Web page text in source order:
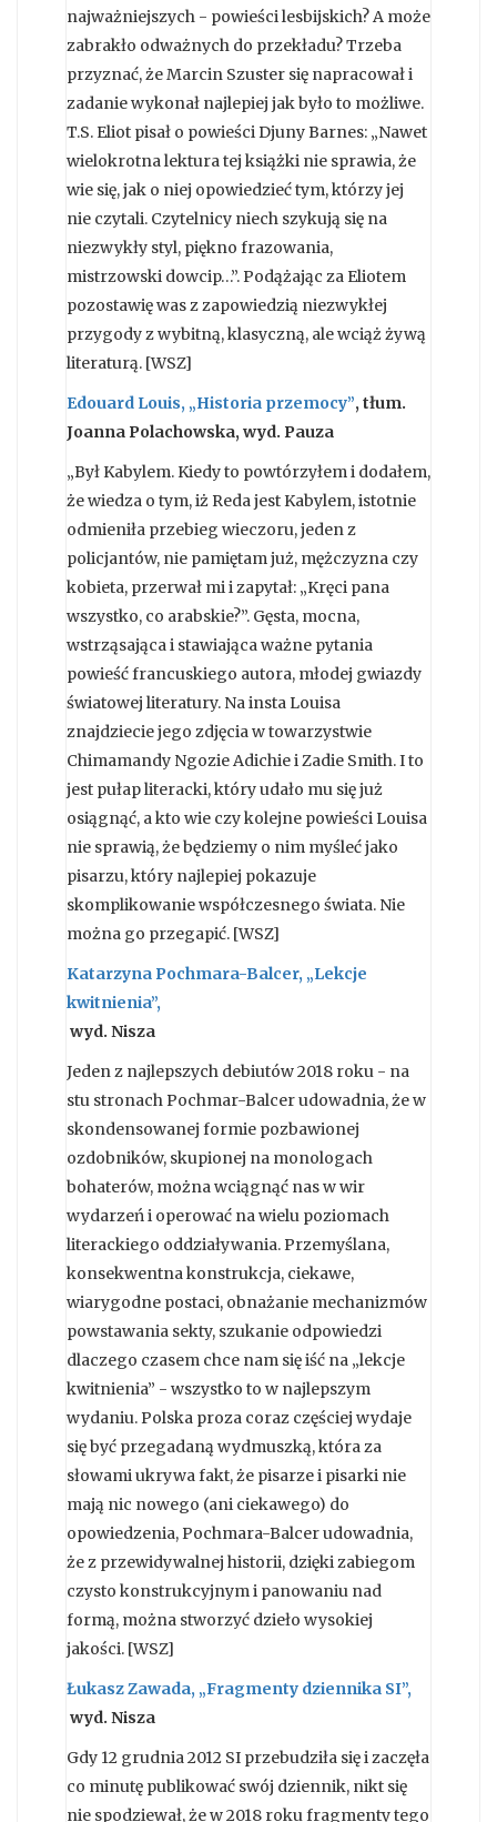
najważniejszych - powieści lesbijskich? A może
zabrakło odważnych do przekładu? Trzeba
przyznać, że Marcin Szuster się napracował i
zadanie wykonał najlepiej jak było to możliwe.
T.S. Eliot pisał o powieści Djuny Barnes: „Nawet
wielokrotna lektura tej książki nie sprawia, że
wie się, jak o niej opowiedzieć tym, którzy jej
nie czytali. Czytelnicy niech szykują się na
niezwykły styl, piękno frazowania,
mistrzowski dowcip…”. Podążając za Eliotem
pozostawię was z zapowiedzią niezwykłej
przygody z wybitną, klasyczną, ale wciąż żywą
literaturą. [WSZ]
Edouard Louis, „Historia przemocy”, tłum.
Joanna Polachowska, wyd. Pauza
„Był Kabylem. Kiedy to powtórzyłem i dodałem,
że wiedza o tym, iż Reda jest Kabylem, istotnie
odmieniła przebieg wieczoru, jeden z
policjantów, nie pamiętam już, mężczyzna czy
kobieta, przerwał mi i zapytał: „Kręci pana
wszystko, co arabskie?”. Gęsta, mocna,
wstrząsająca i stawiająca ważne pytania
powieść francuskiego autora, młodej gwiazdy
światowej literatury. Na insta Louisa
znajdziecie jego zdjęcia w towarzystwie
Chimamandy Ngozie Adichie i Zadie Smith. I to
jest pułap literacki, który udało mu się już
osiągnąć, a kto wie czy kolejne powieści Louisa
nie sprawią, że będziemy o nim myśleć jako
pisarzu, który najlepiej pokazuje
skomplikowanie współczesnego świata. Nie
można go przegapić. [WSZ]
Katarzyna Pochmara-Balcer, „Lekcje
kwitnienia”,
wyd. Nisza
Jeden z najlepszych debiutów 2018 roku - na
stu stronach Pochmar-Balcer udowadnia, że w
skondensowanej formie pozbawionej
ozdobników, skupionej na monologach
bohaterów, można wciągnąć nas w wir
wydarzeń i operować na wielu poziomach
literackiego oddziaływania. Przemyślana,
konsekwentna konstrukcja, ciekawe,
wiarygodne postaci, obnażanie mechanizmów
powstawania sekty, szukanie odpowiedzi
dlaczego czasem chce nam się iść na „lekcje
kwitnienia” - wszystko to w najlepszym
wydaniu. Polska proza coraz częściej wydaje
się być przegadaną wydmuszką, która za
słowami ukrywa fakt, że pisarze i pisarki nie
mają nic nowego (ani ciekawego) do
opowiedzenia, Pochmara-Balcer udowadnia,
że z przewidywalnej historii, dzięki zabiegom
czysto konstrukcyjnym i panowaniu nad
formą, można stworzyć dzieło wysokiej
jakości. [WSZ]
Łukasz Zawada, „Fragmenty dziennika SI”,
wyd. Nisza
Gdy 12 grudnia 2012 SI przebudziła się i zaczęła
co minutę publikować swój dziennik, nikt się
nie spodziewał, że w 2018 roku fragmenty tego